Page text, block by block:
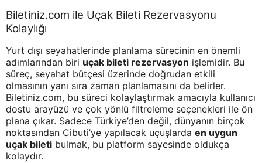
Biletiniz.com ile Uçak Bileti Rezervasyonu
Kolaylığı
Yurt dışı seyahatlerinde planlama sürecinin en önemli
adımlarından biri uçak bileti rezervasyon işlemidir. Bu
süreç, seyahat bütçesi üzerinde doğrudan etkili
olmasının yanı sıra zaman planlamasını da belirler.
Biletiniz.com, bu süreci kolaylaştırmak amacıyla kullanıcı
dostu arayüzü ve çok yönlü filtreleme seçenekleri ile ön
plana çıkar. Sadece Türkiye’den değil, dünyanın birçok
noktasından Cibuti’ye yapılacak uçuşlarda en uygun
uçak bileti bulmak, bu platform sayesinde oldukça
kolaydır.